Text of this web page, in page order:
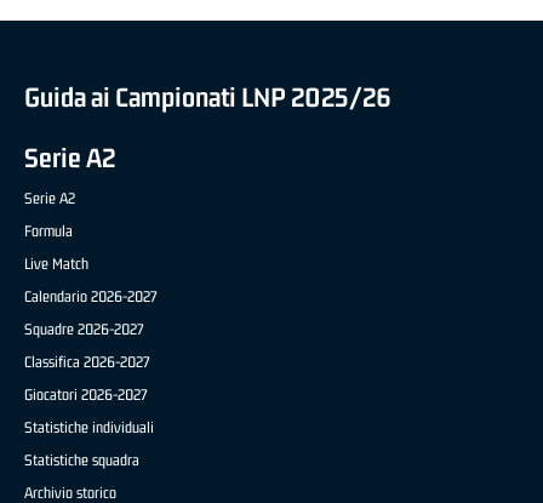
Guida ai Campionati LNP 2025/26
Serie A2
Serie A2
Formula
Live Match
Calendario 2026-2027
Squadre 2026-2027
Classifica 2026-2027
Giocatori 2026-2027
Statistiche individuali
Statistiche squadra
Archivio storico